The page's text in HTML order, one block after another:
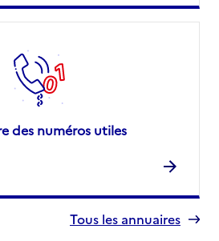
des numéros utiles
Tous les annuaires